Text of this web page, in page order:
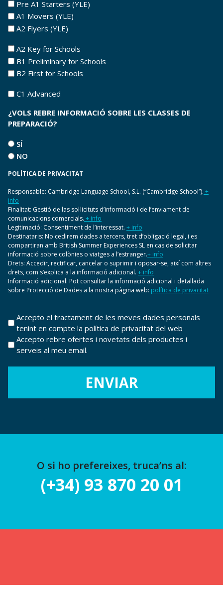
NIVELSL
QUE
T'INTERESSEN
Pre A1 Starters (YLE)
A1 Movers (YLE)
A2 Flyers (YLE)
Nivells
pels
quals
interessat
A2 Key for Schools
B1 Preliminary for Schools
B2 First for Schools
Nivells
quals
estàs
interessat
2
C1 Advanced
¿VOLS REBRE INFORMACIÓ SOBRE LES CLASSES DE
PREPARACIÓ?
Lloc
de
convocatòria*
SÍ
NO
POLÍTICA DE PRIVACITAT
Responsable: Cambridge Language School, S.L. (“Cambridge School”). +
info
Finalitat: Gestió de las sol·licituts d’informació i de l’enviament de
comunicacions comercials. + info
Legitimació: Consentiment de l’interessat. + info
Destinataris: No cedirem dades a tercers, tret d’obligació legal, i es
compartiran amb British Summer Experiences SL en cas de solicitar
informació sobre colònies o viatges a l’estranger.+ info
Drets: Accedir, rectificar, cancelar o suprimir i oposar-se, així com altres
drets, com s’explica a la informació adicional. + info
Informació adicional: Pot consultar la informació adicional i detallada
sobre Protecció de Dades a la nostra pàgina web: política de privacitat
Sense
nom*
Accepto el tractament de les meves dades personals
tenint en compte la política de privacitat del web
Accepto rebre ofertes i novetats dels productes i
serveis al meu email.
ENVIAR
O si ho prefereixes, truca’ns al:
(+34) 93 870 20 01